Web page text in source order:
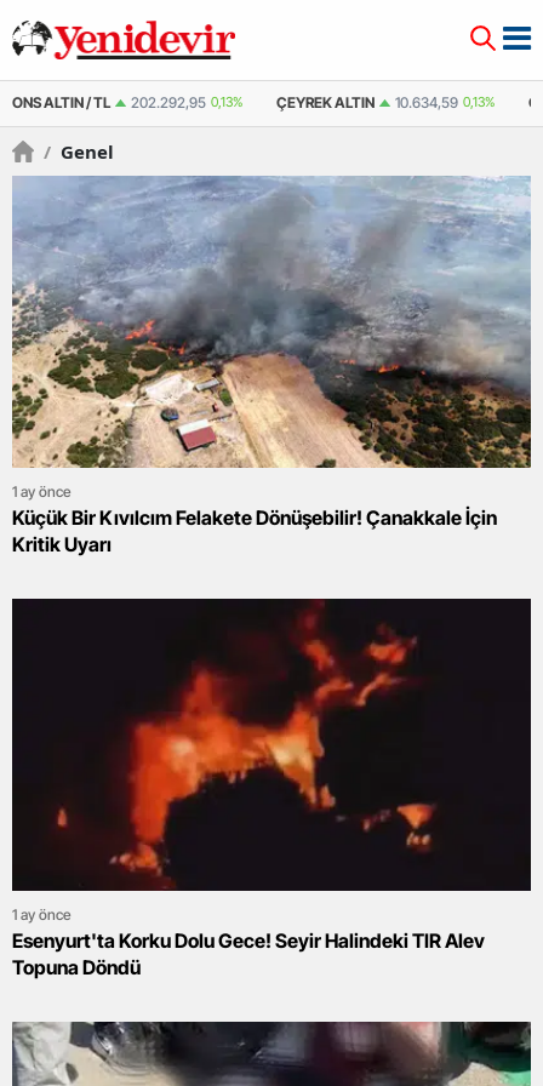
ÇEYREK ALTIN 10.634,59 0,13% ÇEYREK ALTIN ( KAPALI ÇARŞI )
/ Genel
1 ay önce
Küçük Bir Kıvılcım Felakete Dönüşebilir! Çanakkale İçin
Kritik Uyarı
1 ay önce
Esenyurt'ta Korku Dolu Gece! Seyir Halindeki TIR Alev
Topuna Döndü